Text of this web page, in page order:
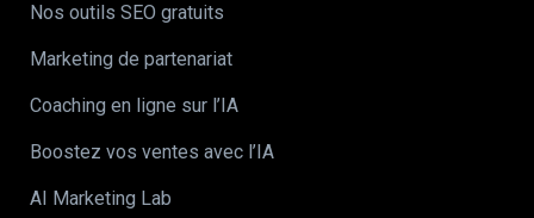
Nos outils SEO gratuits
Marketing de partenariat
Coaching en ligne sur l’IA
Boostez vos ventes avec l’IA
AI Marketing Lab